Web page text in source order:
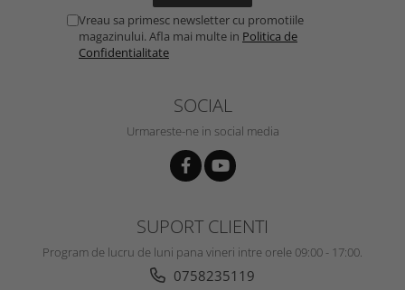
Vreau sa primesc newsletter cu promotiile
magazinului. Afla mai multe in Politica de
Confidentialitate
SOCIAL
Urmareste-ne in social media
SUPORT CLIENTI
Program de lucru de luni pana vineri intre orele 09:00 - 17:00.
0758235119